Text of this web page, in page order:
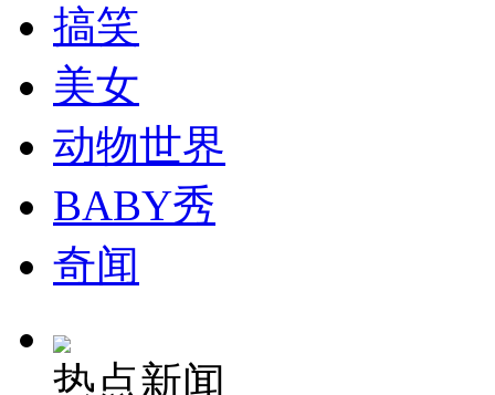
纽约上演“枕头大战”
司机酒驾遇交警 急速倒车逃窜
搞笑
美女
动物世界
BABY秀
奇闻
热点新闻